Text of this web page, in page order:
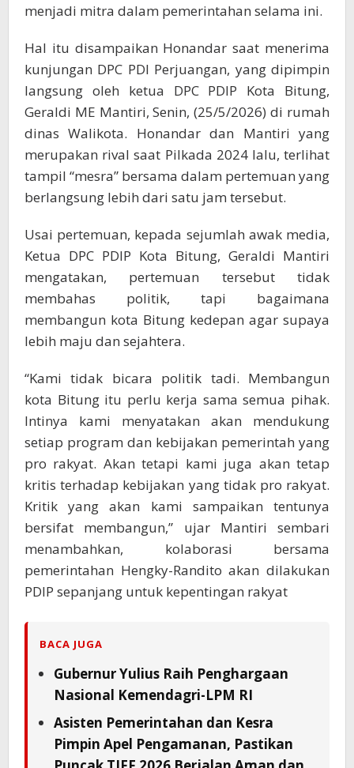
menjadi mitra dalam pemerintahan selama ini.
Hal itu disampaikan Honandar saat menerima
kunjungan DPC PDI Perjuangan, yang dipimpin
langsung oleh ketua DPC PDIP Kota Bitung,
Geraldi ME Mantiri, Senin, (25/5/2026) di rumah
dinas Walikota. Honandar dan Mantiri yang
merupakan rival saat Pilkada 2024 lalu, terlihat
tampil “mesra” bersama dalam pertemuan yang
berlangsung lebih dari satu jam tersebut.
Usai pertemuan, kepada sejumlah awak media,
Ketua DPC PDIP Kota Bitung, Geraldi Mantiri
mengatakan, pertemuan tersebut tidak
membahas politik, tapi bagaimana
membangun kota Bitung kedepan agar supaya
lebih maju dan sejahtera.
“Kami tidak bicara politik tadi. Membangun
kota Bitung itu perlu kerja sama semua pihak.
Intinya kami menyatakan akan mendukung
setiap program dan kebijakan pemerintah yang
pro rakyat. Akan tetapi kami juga akan tetap
kritis terhadap kebijakan yang tidak pro rakyat.
Kritik yang akan kami sampaikan tentunya
bersifat membangun,” ujar Mantiri sembari
menambahkan, kolaborasi bersama
pemerintahan Hengky-Randito akan dilakukan
PDIP sepanjang untuk kepentingan rakyat
BACA JUGA
Gubernur Yulius Raih Penghargaan
Nasional Kemendagri-LPM RI
Asisten Pemerintahan dan Kesra
Pimpin Apel Pengamanan, Pastikan